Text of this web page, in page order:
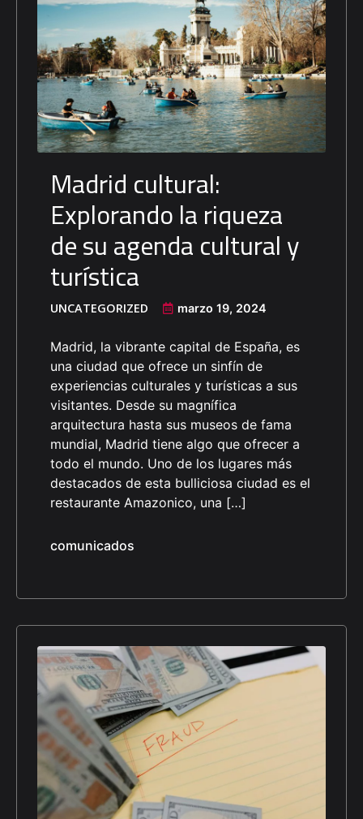
Madrid cultural:
Explorando la riqueza
de su agenda cultural y
turística
UNCATEGORIZED marzo 19, 2024
Madrid, la vibrante capital de España, es
una ciudad que ofrece un sinfín de
experiencias culturales y turísticas a sus
visitantes. Desde su magnífica
arquitectura hasta sus museos de fama
mundial, Madrid tiene algo que ofrecer a
todo el mundo. Uno de los lugares más
destacados de esta bulliciosa ciudad es el
restaurante Amazonico, una […]
comunicados